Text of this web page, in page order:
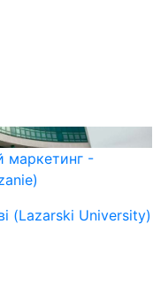
маркетинг -
(Lazarski University)